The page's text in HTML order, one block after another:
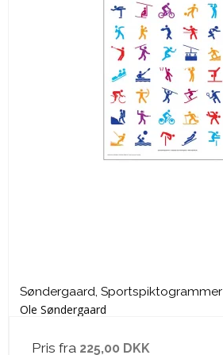
Søndergaard, Sportspiktogrammer
Ole Søndergaard
Pris fra 225,00 DKK